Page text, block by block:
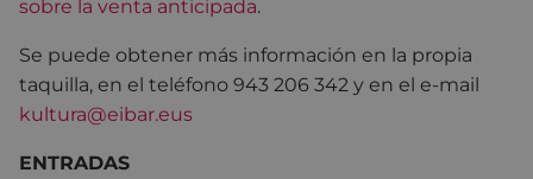
sobre la venta anticipada.
Se puede obtener más información en la propia
taquilla, en el teléfono 943 206 342 y en el e-mail
kultura@eibar.eus
ENTRADAS